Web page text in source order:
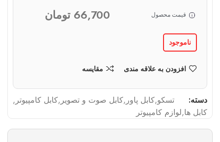
قیمت محصول 66,700 تومان
ناموجود
افزودن به علاقه مندی مقایسه
دسته: تسکو,کابل پاور ,کابل صوت و تصویر ,کابل کامپیوتر ,
کابل ها,لوازم کامپیوتر